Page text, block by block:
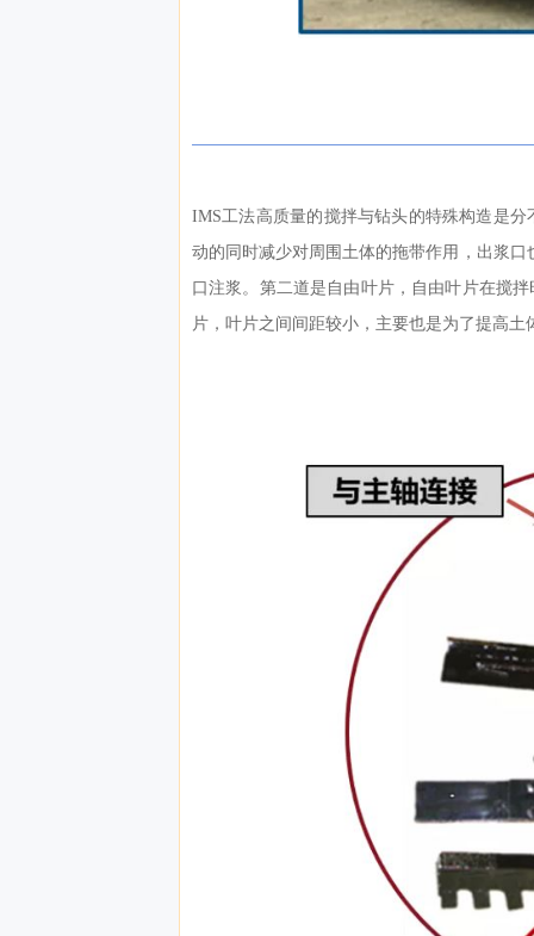
IMS工法高质量的搅拌与钻头的特殊构造是
动的同时减少对周围土体的拖带作用，出浆
口注浆。第二道是自由叶片，自由叶片在搅
片，叶片之间间距较小，主要也是为了提高土